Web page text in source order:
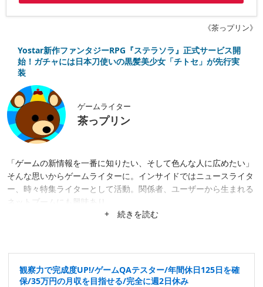
《茶っプリン》
Yostar新作ファンタジーRPG『ステラソラ』正式サービス開
始！ガチャには日本刀使いの黒髪美少女「チトセ」が先行実
装
ゲームライター
茶っプリン
「ゲームの新情報を一番に知りたい、そして色んな人に広めたい」
そんな思いからゲームライターに。インサイドではニュースライタ
ー、時々特集ライターとして活動。関係者、ユーザーから生まれる
ネットブームにも興味あり。
+ 続きを読む
観察力で完成度UP!/ゲームQAテスター/年間休日125日を確
保/35万円の月収を目指せる/完全に週2日休み